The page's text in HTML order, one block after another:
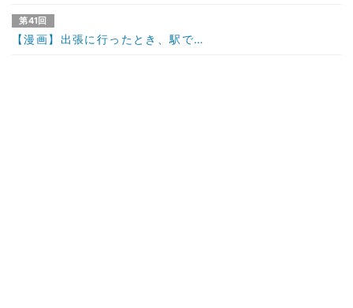
第41回
【漫画】出張に行ったとき、駅で…